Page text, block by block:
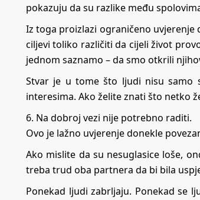
pokazuju da su razlike među
Iz toga proizlazi ograničeno uvjerenje
ciljevi toliko različiti da cijeli život
jednom saznamo – da smo otkrili
Stvar je u tome što ljudi nisu samo
interesima. Ako želite znati što netko
6. Na dobroj vezi nije potrebno raditi.
Ovo je lažno uvjerenje donekle
Ako mislite da su nesuglasice loše,
treba trud oba partnera da bi bila
Ponekad ljudi zabrljaju. Ponekad se